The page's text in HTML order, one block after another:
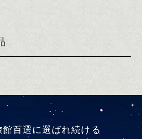
館百選に選ばれ続ける